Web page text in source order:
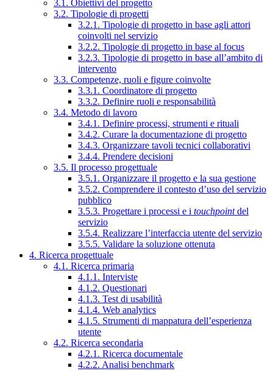
3.1. Obiettivi del progetto
3.2. Tipologie di progetti
3.2.1. Tipologie di progetto in base agli attori
coinvolti nel servizio
3.2.2. Tipologie di progetto in base al focus
3.2.3. Tipologie di progetto in base all’ambito di
intervento
3.3. Competenze, ruoli e figure coinvolte
3.3.1. Coordinatore di progetto
3.3.2. Definire ruoli e responsabilità
3.4. Metodo di lavoro
3.4.1. Definire processi, strumenti e rituali
3.4.2. Curare la documentazione di progetto
3.4.3. Organizzare tavoli tecnici collaborativi
3.4.4. Prendere decisioni
3.5. Il processo progettuale
3.5.1. Organizzare il progetto e la sua gestione
3.5.2. Comprendere il contesto d’uso del servizio
pubblico
3.5.3. Progettare i processi e i touchpointdel
servizio
3.5.4. Realizzare l’interfaccia utente del servizio
3.5.5. Validare la soluzione ottenuta
4. Ricerca progettuale
4.1. Ricerca primaria
4.1.1. Interviste
4.1.2. Questionari
4.1.3. Test di usabilità
4.1.4. Web analytics
4.1.5. Strumenti di mappatura dell’esperienza
utente
4.2. Ricerca secondaria
4.2.1. Ricerca documentale
4.2.2. Analisi benchmark